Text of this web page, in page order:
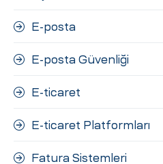
E-posta
E-posta Güvenliği
E-ticaret
E-ticaret Platformları
Fatura Sistemleri